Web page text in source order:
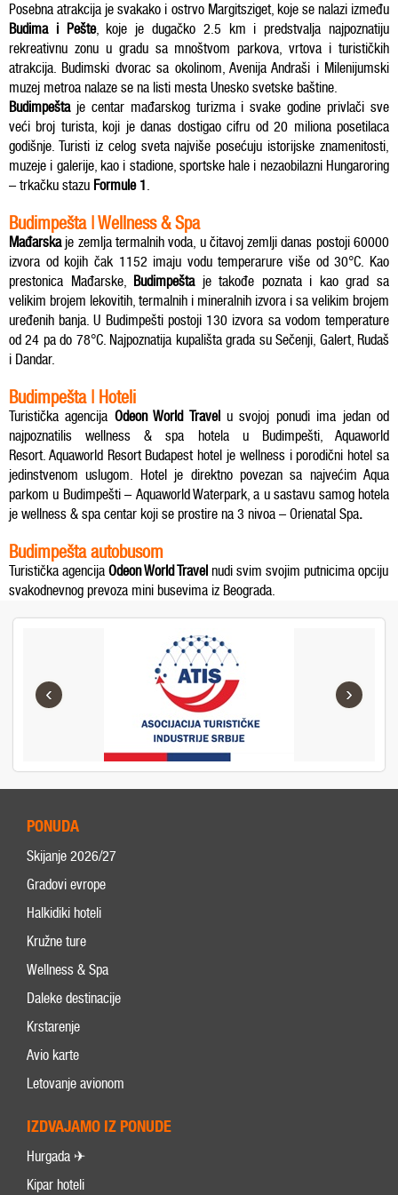
Posebna atrakcija je svakako i ostrvo Margitsziget, koje se nalazi između
Budima i Pešte, koje je dugačko 2.5 km i predstvalja najpoznatiju
rekreativnu zonu u gradu sa mnoštvom parkova, vrtova i turističkih
atrakcija. Budimski dvorac sa okolinom, Avenija Andraši i Milenijumski
muzej metroa nalaze se na listi mesta Unesko svetske baštine.
Budimpeštaje centar mađarskog turizma i svake godine privlači sve
veći broj turista, koji je danas dostigao cifru od 20 miliona posetilaca
godišnje. Turisti iz celog sveta najviše posećuju istorijske znamenitosti,
muzeje i galerije, kao i stadione, sportske hale i nezaobilazni Hungaroring
– trkačku stazu Formule 1.
Budimpešta | Wellness & Spa
Mađarska je zemlja termalnih voda, u čitavoj zemlji danas postoji 60000
izvora od kojih čak 1152 imaju vodu temperarure više od 30°C. Kao
prestonica Mađarske, Budimpeštaje takođe poznata i kao grad sa
velikim brojem lekovitih, termalnih i mineralnih izvora i sa velikim brojem
uređenih banja. U Budimpešti postoji 130 izvora sa vodom temperature
od 24 pa do 78°C. Najpoznatija kupališta grada su Sečenji, Galert, Rudaš
i Dandar.
Budimpešta | Hoteli
Turistička agencija Odeon World Travelu svojoj ponudi ima jedan od
najpoznatilis wellness & spa hotela u Budimpešti, Aquaworld
Resort. Aquaworld Resort Budapest hotel je wellness i porodični hotel sa
jedinstvenom uslugom. Hotel je direktno povezan sa najvećim Aqua
parkom u Budimpešti – Aquaworld Waterpark, a u sastavu samog hotela
je wellness & spa centar koji se prostire na 3 nivoa – Orienatal Spa.
Budimpešta autobusom
Turistička agencija Odeon World Travel nudi svim svojim putnicima opciju
svakodnevnog prevoza mini busevima iz Beograda.
‹ ›
PONUDA
Skijanje 2026/27
Gradovi evrope
Halkidiki hoteli
Kružne ture
Wellness & Spa
Daleke destinacije
Krstarenje
Avio karte
Letovanje avionom
IZDVAJAMO IZ PONUDE
Hurgada ✈
Kipar hoteli